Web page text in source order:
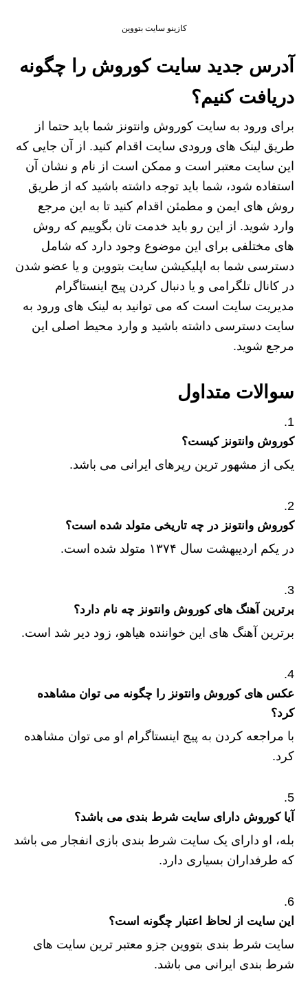
کازینو سایت بتووین
آدرس جدید سایت کوروش را چگونه
دریافت کنیم؟
برای ورود به سایت کوروش وانتونز شما باید حتما از
طریق لینک های ورودی سایت اقدام کنید. از آن جایی که
این سایت معتبر است و ممکن است از نام و نشان آن
استفاده شود، شما باید توجه داشته باشید که از طریق
روش های ایمن و مطمئن اقدام کنید تا به این مرجع
وارد شوید. از این رو باید خدمت تان بگوییم که روش
های مختلفی برای این موضوع وجود دارد که شامل
دسترسی شما به اپلیکیشن سایت بتووین و یا عضو شدن
در کانال تلگرامی و یا دنبال کردن پیج اینستاگرام
مدیریت سایت است که می توانید به لینک های ورود به
سایت دسترسی داشته باشید و وارد محیط اصلی این
مرجع شوید.
سوالات متداول
کوروش وانتونز کیست؟
یکی از مشهور ترین رپرهای ایرانی می باشد.
کوروش وانتونز در چه تاریخی متولد شده است؟
در یکم اردیبهشت سال ۱۳۷۴ متولد شده است.
برترین آهنگ های کوروش وانتونز چه نام دارد؟
برترین آهنگ های این خواننده هیاهو، زود دیر شد است.
عکس های کوروش وانتونز را چگونه می توان مشاهده
کرد؟
با مراجعه کردن به پیج اینستاگرام او می توان مشاهده
کرد.
آیا کوروش دارای سایت شرط بندی می باشد؟
بله، او دارای یک سایت شرط بندی بازی انفجار می باشد
که طرفداران بسیاری دارد.
این سایت از لحاظ اعتبار چگونه است؟
سایت شرط بندی بتووین جزو معتبر ترین سایت های
شرط بندی ایرانی می باشد.